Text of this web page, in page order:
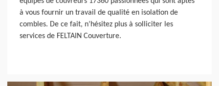
à vous fournir un travail de qualité en isolation de
combles. De ce fait, n’hésitez plus à solliciter les
services de FELTAIN Couverture.